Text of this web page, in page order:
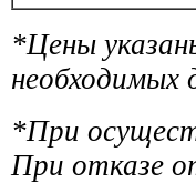
*Цены
необходимых
*При
При отказе